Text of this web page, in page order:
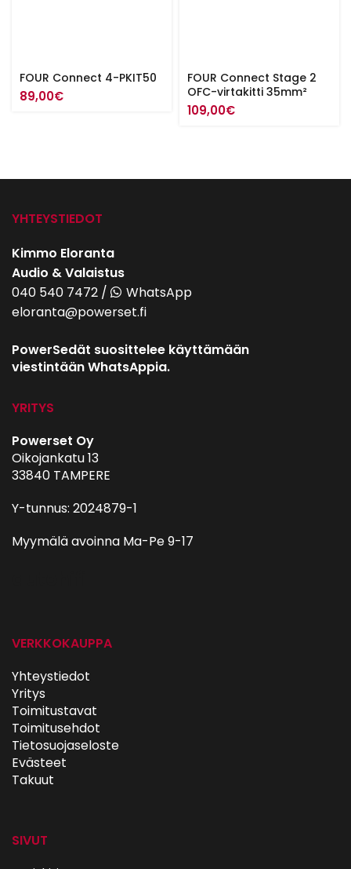
FOUR Connect 4-PKIT50
89,00€
FOUR Connect Stage 2
OFC-virtakitti 35mm²
109,00€
YHTEYSTIEDOT
Kimmo Eloranta
Audio & Valaistus
040 540 7472 /
WhatsApp
eloranta@powerset.fi
PowerSedät suosittelee käyttämään
viestintään WhatsAppia.
YRITYS
Powerset Oy
Oikojankatu 13
33840 TAMPERE
Y-tunnus: 2024879-1
Myymälä avoinna Ma-Pe 9-17
VERKKOKAUPPA
Yhteystiedot
Yritys
Toimitustavat
Toimitusehdot
Tietosuojaseloste
Evästeet
Takuut
SIVUT